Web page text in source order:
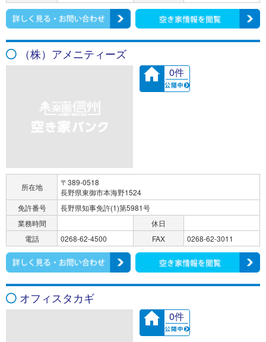
（株）アメニティーズ
0件
所在地
〒389-0518
長野県東御市本海野1524
免許番号
長野県知事免許(1)第5981号
業務時間
休日
電話
0268-62-4500 FAX 0268-62-3011
オフィスタカギ
0件